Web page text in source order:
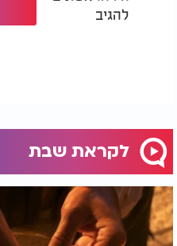
להגיב
לקראת שבת